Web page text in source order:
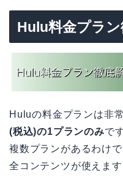
Hulu料金プラ
Huluの料金プランは非
(税込)の1プランのみで
複数プランがあるわけ
全コンテンツが使えます